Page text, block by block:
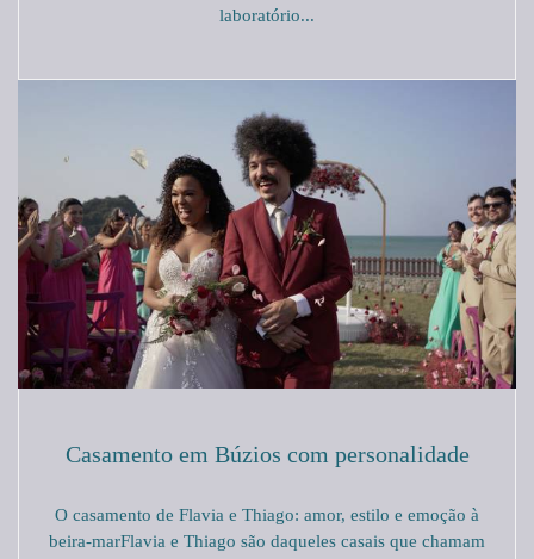
laboratório...
Casamento em Búzios com personalidade
O casamento de Flavia e Thiago: amor, estilo e emoção à
beira-marFlavia e Thiago são daqueles casais que chamam